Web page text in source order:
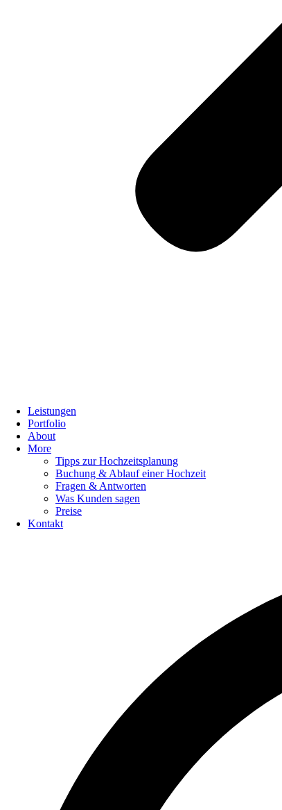
Leistungen
Portfolio
About
More
Tipps zur Hochzeitsplanung
Buchung & Ablauf einer Hochzeit
Fragen & Antworten
Was Kunden sagen
Preise
Kontakt